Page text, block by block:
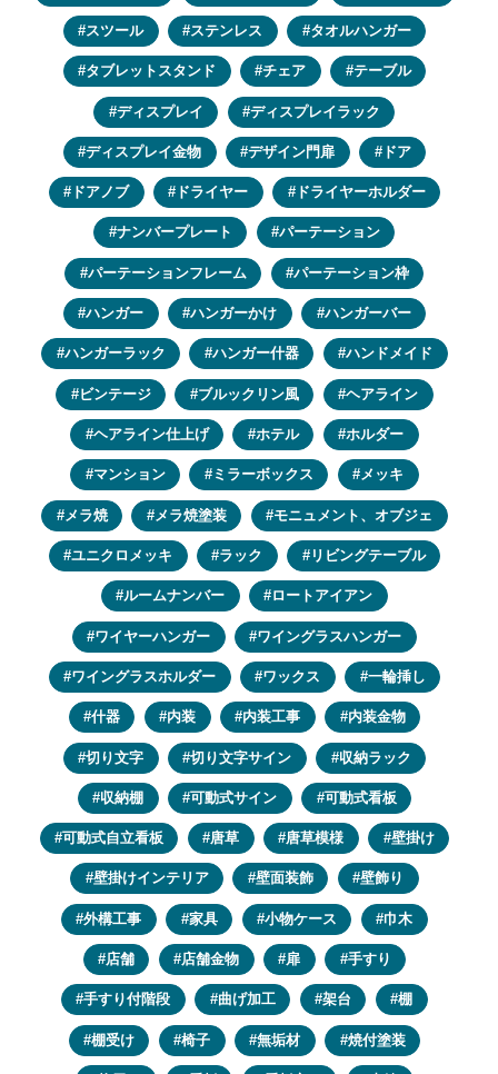
スツール ステンレス タオルハンガー
タブレットスタンド チェア テーブル
ディスプレイ ディスプレイラック
ディスプレイ金物 デザイン門扉 ドア
ドアノブ ドライヤー ドライヤーホルダー
ナンバープレート パーテーション
パーテーションフレーム パーテーション枠
ハンガー ハンガーかけ ハンガーバー
ハンガーラック ハンガー什器 ハンドメイド
ビンテージ ブルックリン風 ヘアライン
ヘアライン仕上げ ホテル ホルダー
マンション ミラーボックス メッキ
メラ焼 メラ焼塗装 モニュメント、オブジェ
ユニクロメッキ ラック リビングテーブル
ルームナンバー ロートアイアン
ワイヤーハンガー ワイングラスハンガー
ワイングラスホルダー ワックス 一輪挿し
什器 内装 内装工事 内装金物
切り文字 切り文字サイン 収納ラック
収納棚 可動式サイン 可動式看板
可動式自立看板 唐草 唐草模様 壁掛け
壁掛けインテリア 壁面装飾 壁飾り
外構工事 家具 小物ケース 巾木
店舗 店舗金物 扉 手すり
手すり付階段 曲げ加工 架台 棚
棚受け 椅子 無垢材 焼付塗装